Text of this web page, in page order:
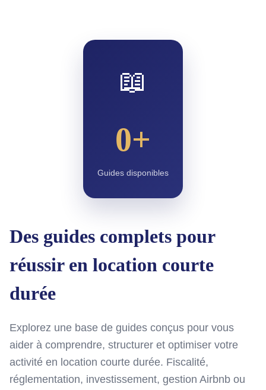
Des guides complets pour
réussir en location courte
durée
Explorez une base de guides conçus pour vous
aider à comprendre, structurer et optimiser votre
activité en location courte durée. Fiscalité,
réglementation, investissement, gestion Airbnb ou
📖
0+
Guides disponibles